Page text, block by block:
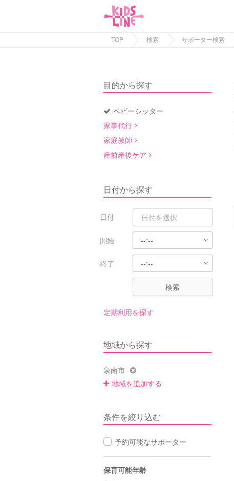
TOP 検索 サポーター検索
目的から探す
ベビーシッター
家事代行
家庭教師
産前産後ケア
日付から探す
日付
開始
終了
検索
定期利用を探す
地域から探す
泉南市
地域を追加する
条件を絞り込む
予約可能なサポーター
保育可能年齢